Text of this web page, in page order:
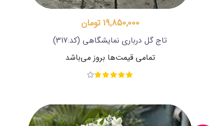
19,850,000 تومان
تاج گل درباری نمایشگاهی (کد:317)
تمامی قیمت‌ها بروز می‌باشد